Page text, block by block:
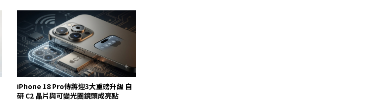
iPhone 18 Pro傳將迎3大重磅升級 自
研 C2 晶片與可變光圈鏡頭成亮點